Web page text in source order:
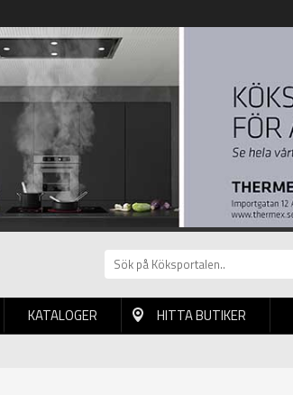
KATALOGER HITTA BUTIKER